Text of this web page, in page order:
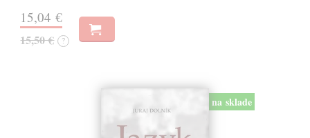
15,04 €
15,50 € ?
na sklade